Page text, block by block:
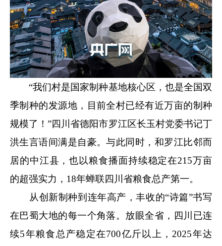
“我们村是国家制种基地核心区，也是全国双
季制种的发源地，目前全村已经有近万亩的制种
规模了！”四川省德阳市罗江区长玉村党委书记丁
洪生言语间满是自豪。与此同时，和罗江比邻而
居的中江县，也以粮食播面持续稳定在215万亩
的超强实力，18年蝉联四川省粮食总产第一。
从创新制种到连年高产，丰收的“诗篇”书写
在巴蜀大地的每一个角落。放眼全省，四川已连
续5年粮食总产稳定在700亿斤以上，2025年达